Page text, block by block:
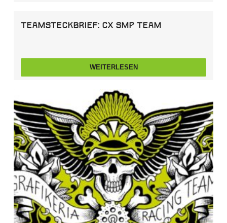
Teamsteckbrief: CX SMP TEAM
WEITERLESEN